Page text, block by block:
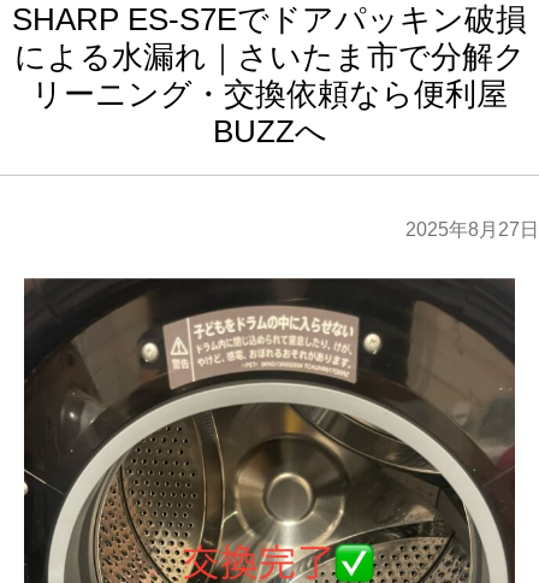
SHARP ES-S7Eでドアパッキン破損
による水漏れ｜さいたま市で分解ク
リーニング・交換依頼なら便利屋
BUZZへ
2025年8月27日